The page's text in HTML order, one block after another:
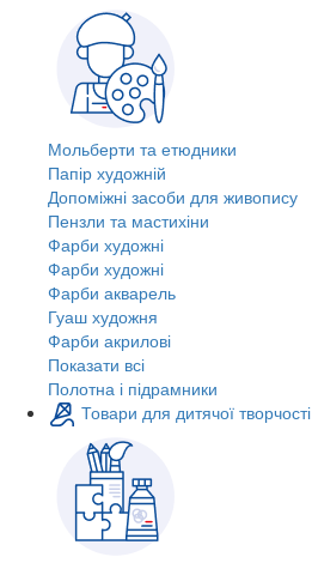
Мольберти та етюдники
Папір художній
Допоміжні засоби для живопису
Пензли та мастихіни
Фарби художні
Фарби художні
Фарби акварель
Гуаш художня
Фарби акрилові
Показати всі
Полотна і підрамники
Товари для дитячої творчості